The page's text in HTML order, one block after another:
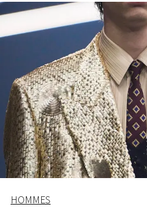
HOMMES